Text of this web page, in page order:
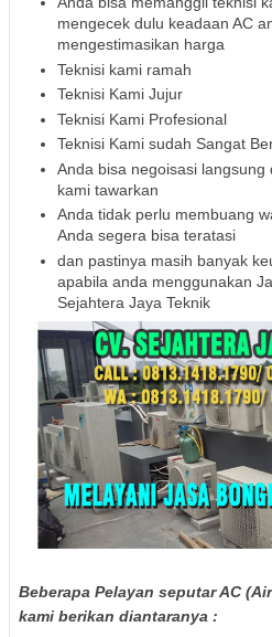
mengecek dulu keadaan AC
mengestimasikan harga
Teknisi kami ramah
Teknisi Kami Jujur
Teknisi Kami Profesional
Teknisi Kami sudah Sangat
Anda bisa negoisasi langsung
kami tawarkan
Anda tidak perlu membuang
Anda segera bisa teratasi
dan pastinya masih banyak
apabila anda menggunakan
Sejahtera Jaya Teknik
Beberapa Pelayan seputar AC
kami berikan diantaranya :